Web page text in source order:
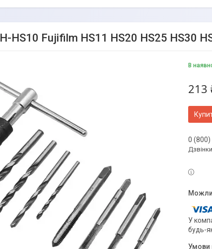
HS10 Fujifilm HS11 HS20 HS25 HS30
В
213
0 (800)
У
будь-